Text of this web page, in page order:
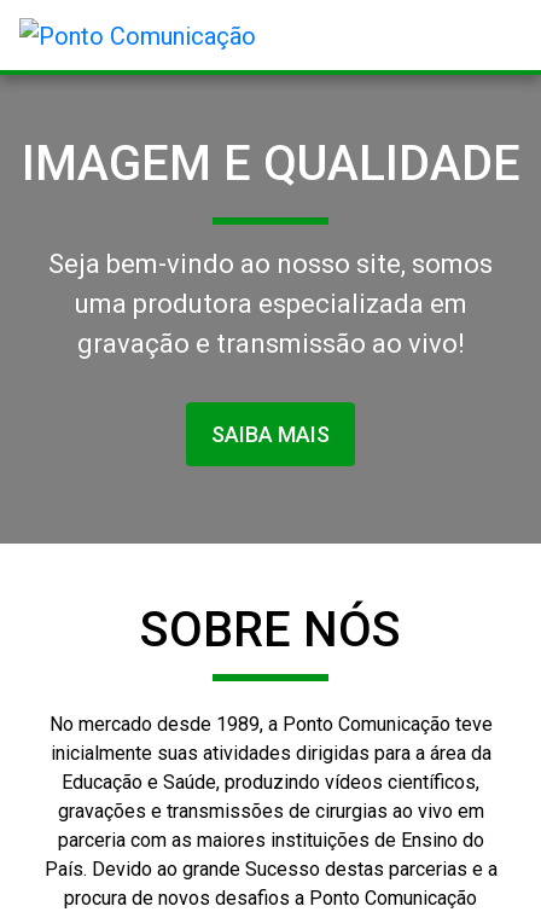
IMAGEM E QUALIDADE
Seja bem-vindo ao nosso site, somos
uma produtora especializada em
gravação e transmissão ao vivo!
SAIBA MAIS
SOBRE NÓS
No mercado desde 1989, a Ponto Comunicação teve
inicialmente suas atividades dirigidas para a área da
Educação e Saúde, produzindo vídeos científicos,
gravações e transmissões de cirurgias ao vivo em
parceria com as maiores instituições de Ensino do
País. Devido ao grande Sucesso destas parcerias e a
procura de novos desafios a Ponto Comunicação